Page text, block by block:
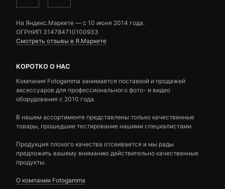
На Яндекс.Маркете — c 10 июня 2014 года.
ОГРНИП 314784710100933
Смотреть отзывы в Я.Маркете
КОРОТКО О НАС
Компания Fotogamma занимается поставкой и продажей
аксессуаров для профессионального фото- и видео
оборудования с 2010 года.
В нашем ассортименте представлены только качественные
товары, прошедшие тестирование нашими специалистами.
Продукция плохого качества отсеивается и мы рады
предложить вашему вниманию действительно качественные
продукты.
О компании Fotogamma